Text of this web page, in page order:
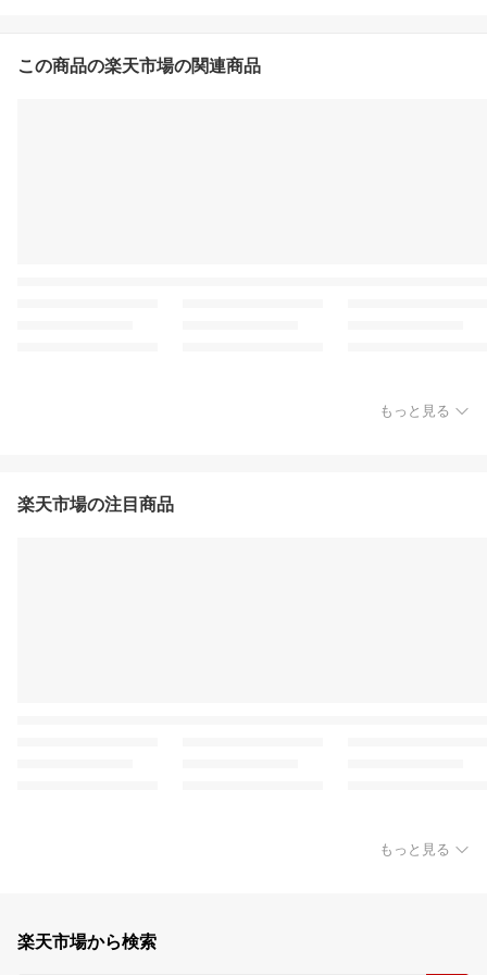
この商品の楽天市場の関連商品
もっと見る
楽天市場の注目商品
もっと見る
楽天市場から検索